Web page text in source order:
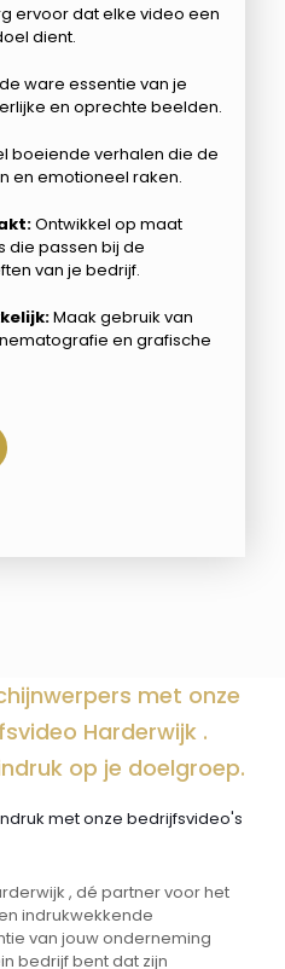
ervoor dat elke video een
dient.
ware essentie van je
en oprechte beelden.
boeiende verhalen die de
en emotioneel raken.
Ontwikkel op maat
die passen bij de
van je bedrijf.
Maak gebruik van
en grafische
met onze
Harderwijk .
op je doelgroep.
met onze bedrijfsvideo's
, dé partner voor het
indrukwekkende
van jouw onderneming
bedrijf bent dat zijn